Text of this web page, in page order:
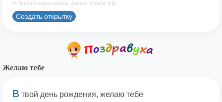
© Принадлежит сайту. Автор: Гульпе К.В.
Создать открытку
Желаю тебе
В твой день рождения, желаю тебе